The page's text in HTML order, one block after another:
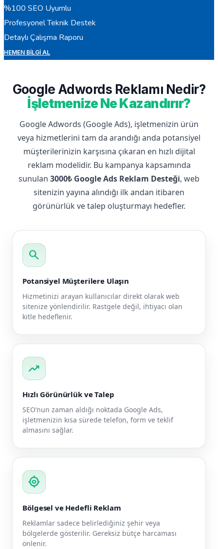
%100 SEO Uyumlu
Profesyonel Teknik Destek
Detaylı Çalışma Raporu
HEMEN BILGI AL
Google Adwords Reklamı Nedir?
İşletmenize Ne Kazandırır?
Google Adwords (Google Ads), işletmenizin ürün
veya hizmetlerini tam da arandığı anda potansiyel
müşterilerinizin karşısına çıkaran en hızlı dijital
reklam modelidir. Bu kampanya kapsamında
sunulan 3000₺ Google Ads Reklam Desteği, web
sitenizin yayına alındığı ilk andan itibaren
görünürlük ve talep oluşturmayı hedefler.
search
Potansiyel Müşterilere Ulaşın
Hizmetinizi arayan kullanıcılar direkt olarak web
sitenize yönlendirilir. Rastgele değil, ihtiyacı olan
kitle hedeflenir.
trending_up
Hızlı Görünürlük ve Talep
SEO’nun zaman aldığı noktada Google Ads,
işletmenizin kısa sürede telefon, form ve teklif
almasını sağlar.
my_location
Bölgesel ve Hedefli Reklam
Reklamlar sadece belirlediğiniz şehir veya
bölgelerde gösterilir. Gereksiz bütçe harcaması
önlenir.